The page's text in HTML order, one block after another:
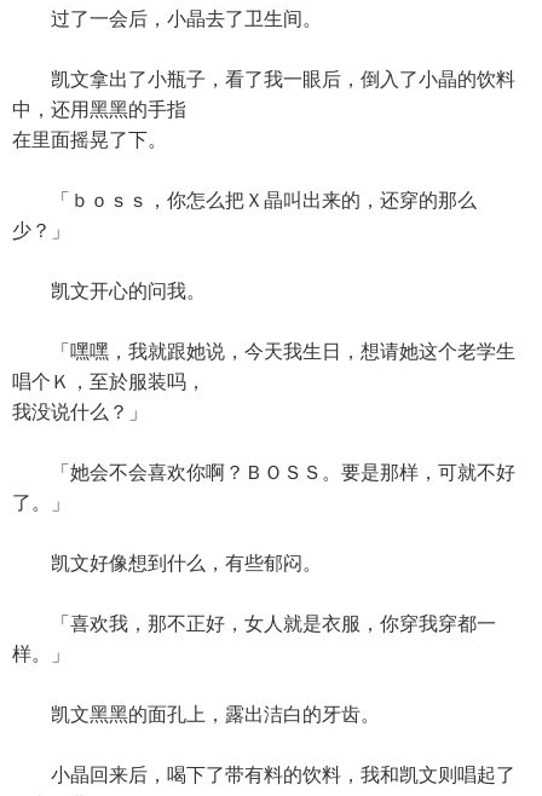
过了一会后，小晶去了卫生间。
凯文拿出了小瓶子，看了我一眼后，倒入了小晶的饮料
中，还用黑黑的手指
在里面摇晃了下。
「ｂｏｓｓ，你怎么把Ｘ晶叫出来的，还穿的那么
少？」
凯文开心的问我。
「嘿嘿，我就跟她说，今天我生日，想请她这个老学生
唱个Ｋ，至於服装吗，
我没说什么？」
「她会不会喜欢你啊？ＢＯＳＳ。要是那样，可就不好
了。」
凯文好像想到什么，有些郁闷。
「喜欢我，那不正好，女人就是衣服，你穿我穿都一
样。」
凯文黑黑的面孔上，露出洁白的牙齿。
小晶回来后，喝下了带有料的饮料，我和凯文则唱起了